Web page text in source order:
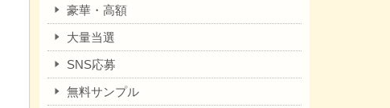
豪華・高額
大量当選
SNS応募
無料サンプル